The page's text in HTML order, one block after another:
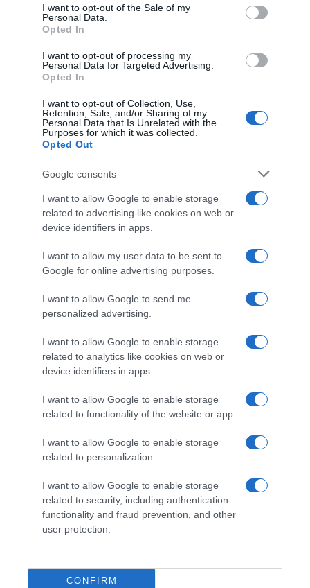
consent section.
I want to opt-out of the Sale of my
Personal Data.
Opted In
I want to opt-out of processing my
Personal Data for Targeted Advertising.
Opted In
I want to opt-out of Collection, Use,
Retention, Sale, and/or Sharing of my
Personal Data that Is Unrelated with the
Purposes for which it was collected.
Opted Out
Google consents
I want to allow Google to enable storage
related to advertising like cookies on web or
device identifiers in apps.
I want to allow my user data to be sent to
Google for online advertising purposes.
I want to allow Google to send me
personalized advertising.
I want to allow Google to enable storage
related to analytics like cookies on web or
device identifiers in apps.
I want to allow Google to enable storage
related to functionality of the website or app.
I want to allow Google to enable storage
related to personalization.
I want to allow Google to enable storage
related to security, including authentication
functionality and fraud prevention, and other
user protection.
CONFIRM
Δύο συλλήψεις για κλοπή αλυσίδας στο
Πέραμα – ΔΙ.ΑΣ. τους καταδίωξαν και τους
Μπήκαν στο αντίθετο ρεύμα για να ξεφύγουν
06.04.2026 - 13:46
Πυρκαγιά σε σκάφος στα ναυπηγεία
Περάματος – Καλά στην υγεία τους οι
Η κατάσταση τέθηκε υπό έλεγχο
16.03.2026 - 12:32